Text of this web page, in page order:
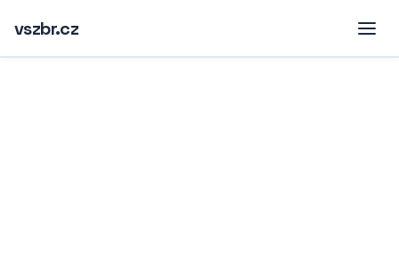
vszbr.cz